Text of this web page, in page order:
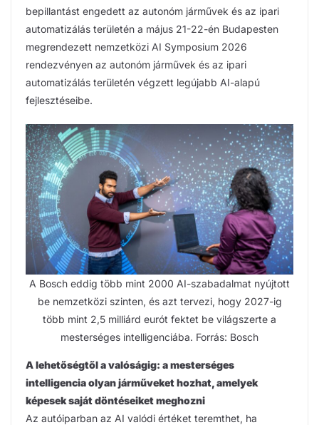
bepillantást engedett az autonóm járművek és az ipari
automatizálás területén a május 21-22-én Budapesten
megrendezett nemzetközi AI Symposium 2026
rendezvényen az autonóm járművek és az ipari
automatizálás területén végzett legújabb AI-alapú
fejlesztéseibe.
A Bosch eddig több mint 2000 AI-szabadalmat nyújtott
be nemzetközi szinten, és azt tervezi, hogy 2027-ig
több mint 2,5 milliárd eurót fektet be világszerte a
mesterséges intelligenciába. Forrás: Bosch
A lehetőségtől a valóságig: a mesterséges
intelligencia olyan járműveket hozhat, amelyek
képesek saját döntéseiket meghozni
Az autóiparban az AI valódi értéket teremthet, ha